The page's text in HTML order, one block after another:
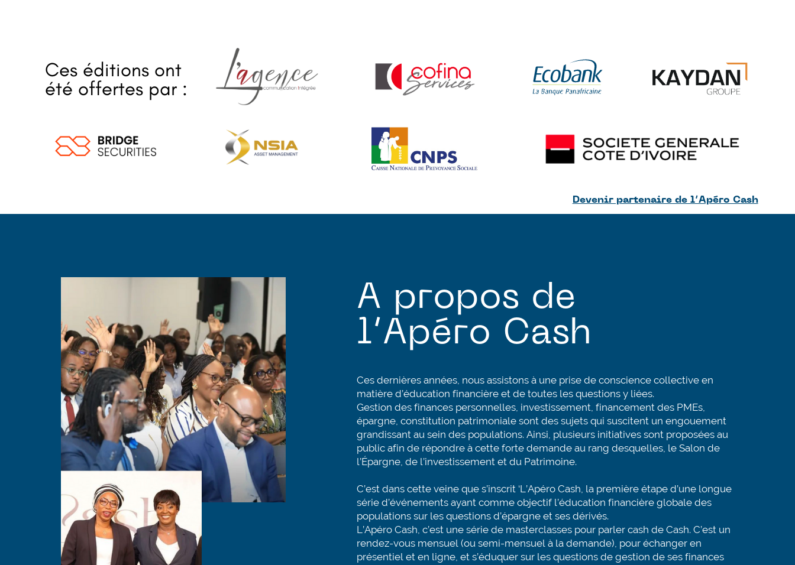
Ces éditions ont
été offertes par :
Devenir partenaire de l’Apéro Cash
A propos de
l’Apéro Cash
Ces dernières années, nous assistons à une prise de conscience collective en
matière d’éducation financière et de toutes les questions y liées.
Gestion des finances personnelles, investissement, financement des PMEs,
épargne, constitution patrimoniale sont des sujets qui suscitent un engouement
grandissant au sein des populations. Ainsi, plusieurs initiatives sont proposées au
public afin de répondre à cette forte demande au rang desquelles, le Salon de
l’Épargne, de l’investissement et du Patrimoine.
C’est dans cette veine que s’inscrit ‘L’Apéro Cash, la première étape d’une longue
série d’événements ayant comme objectif l’éducation financière globale des
populations sur les questions d’épargne et ses dérivés.
L’Apéro Cash, c’est une série de masterclasses pour parler cash de Cash. C’est un
rendez-vous mensuel (ou semi-mensuel à la demande), pour échanger en
présentiel et en ligne, et s’éduquer sur les questions de gestion de ses finances